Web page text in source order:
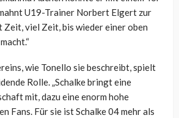
U19-Trainer Norbert Elgert zur
Zeit, viel Zeit, bis wieder einer oben
wie Tonello sie beschreibt, spielt
Rolle. „Schalke bringt eine
mit, dazu eine enorm hohe
Fans. Für sie ist Schalke 04 mehr als